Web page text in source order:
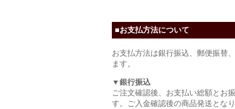
■お支払方法について
お支払方法は銀行振込、郵便振替
ます。
▼銀行振込
ご注文確認後、お支払い総額とお
す。ご入金確認後の商品発送とな